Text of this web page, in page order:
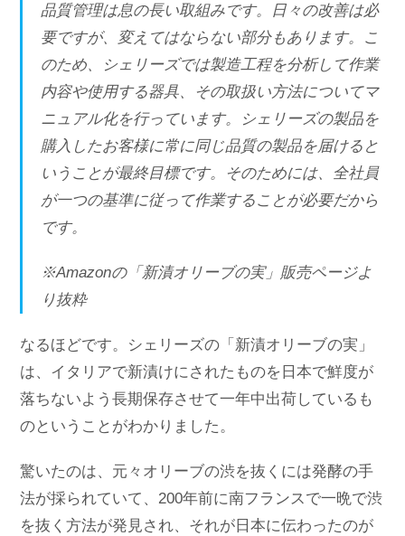
品質管理は息の長い取組みです。日々の改善は必
要ですが、変えてはならない部分もあります。こ
のため、シェリーズでは製造工程を分析して作業
内容や使用する器具、その取扱い方法についてマ
ニュアル化を行っています。シェリーズの製品を
購入したお客様に常に同じ品質の製品を届けると
いうことが最終目標です。そのためには、全社員
が一つの基準に従って作業することが必要だから
です。
※Amazonの「新漬オリーブの実」販売ページよ
り抜粋
なるほどです。シェリーズの「新漬オリーブの実」
は、イタリアで新漬けにされたものを日本で鮮度が
落ちないよう長期保存させて一年中出荷しているも
のということがわかりました。
驚いたのは、元々オリーブの渋を抜くには発酵の手
法が採られていて、200年前に南フランスで一晩で渋
を抜く方法が発見され、それが日本に伝わったのが